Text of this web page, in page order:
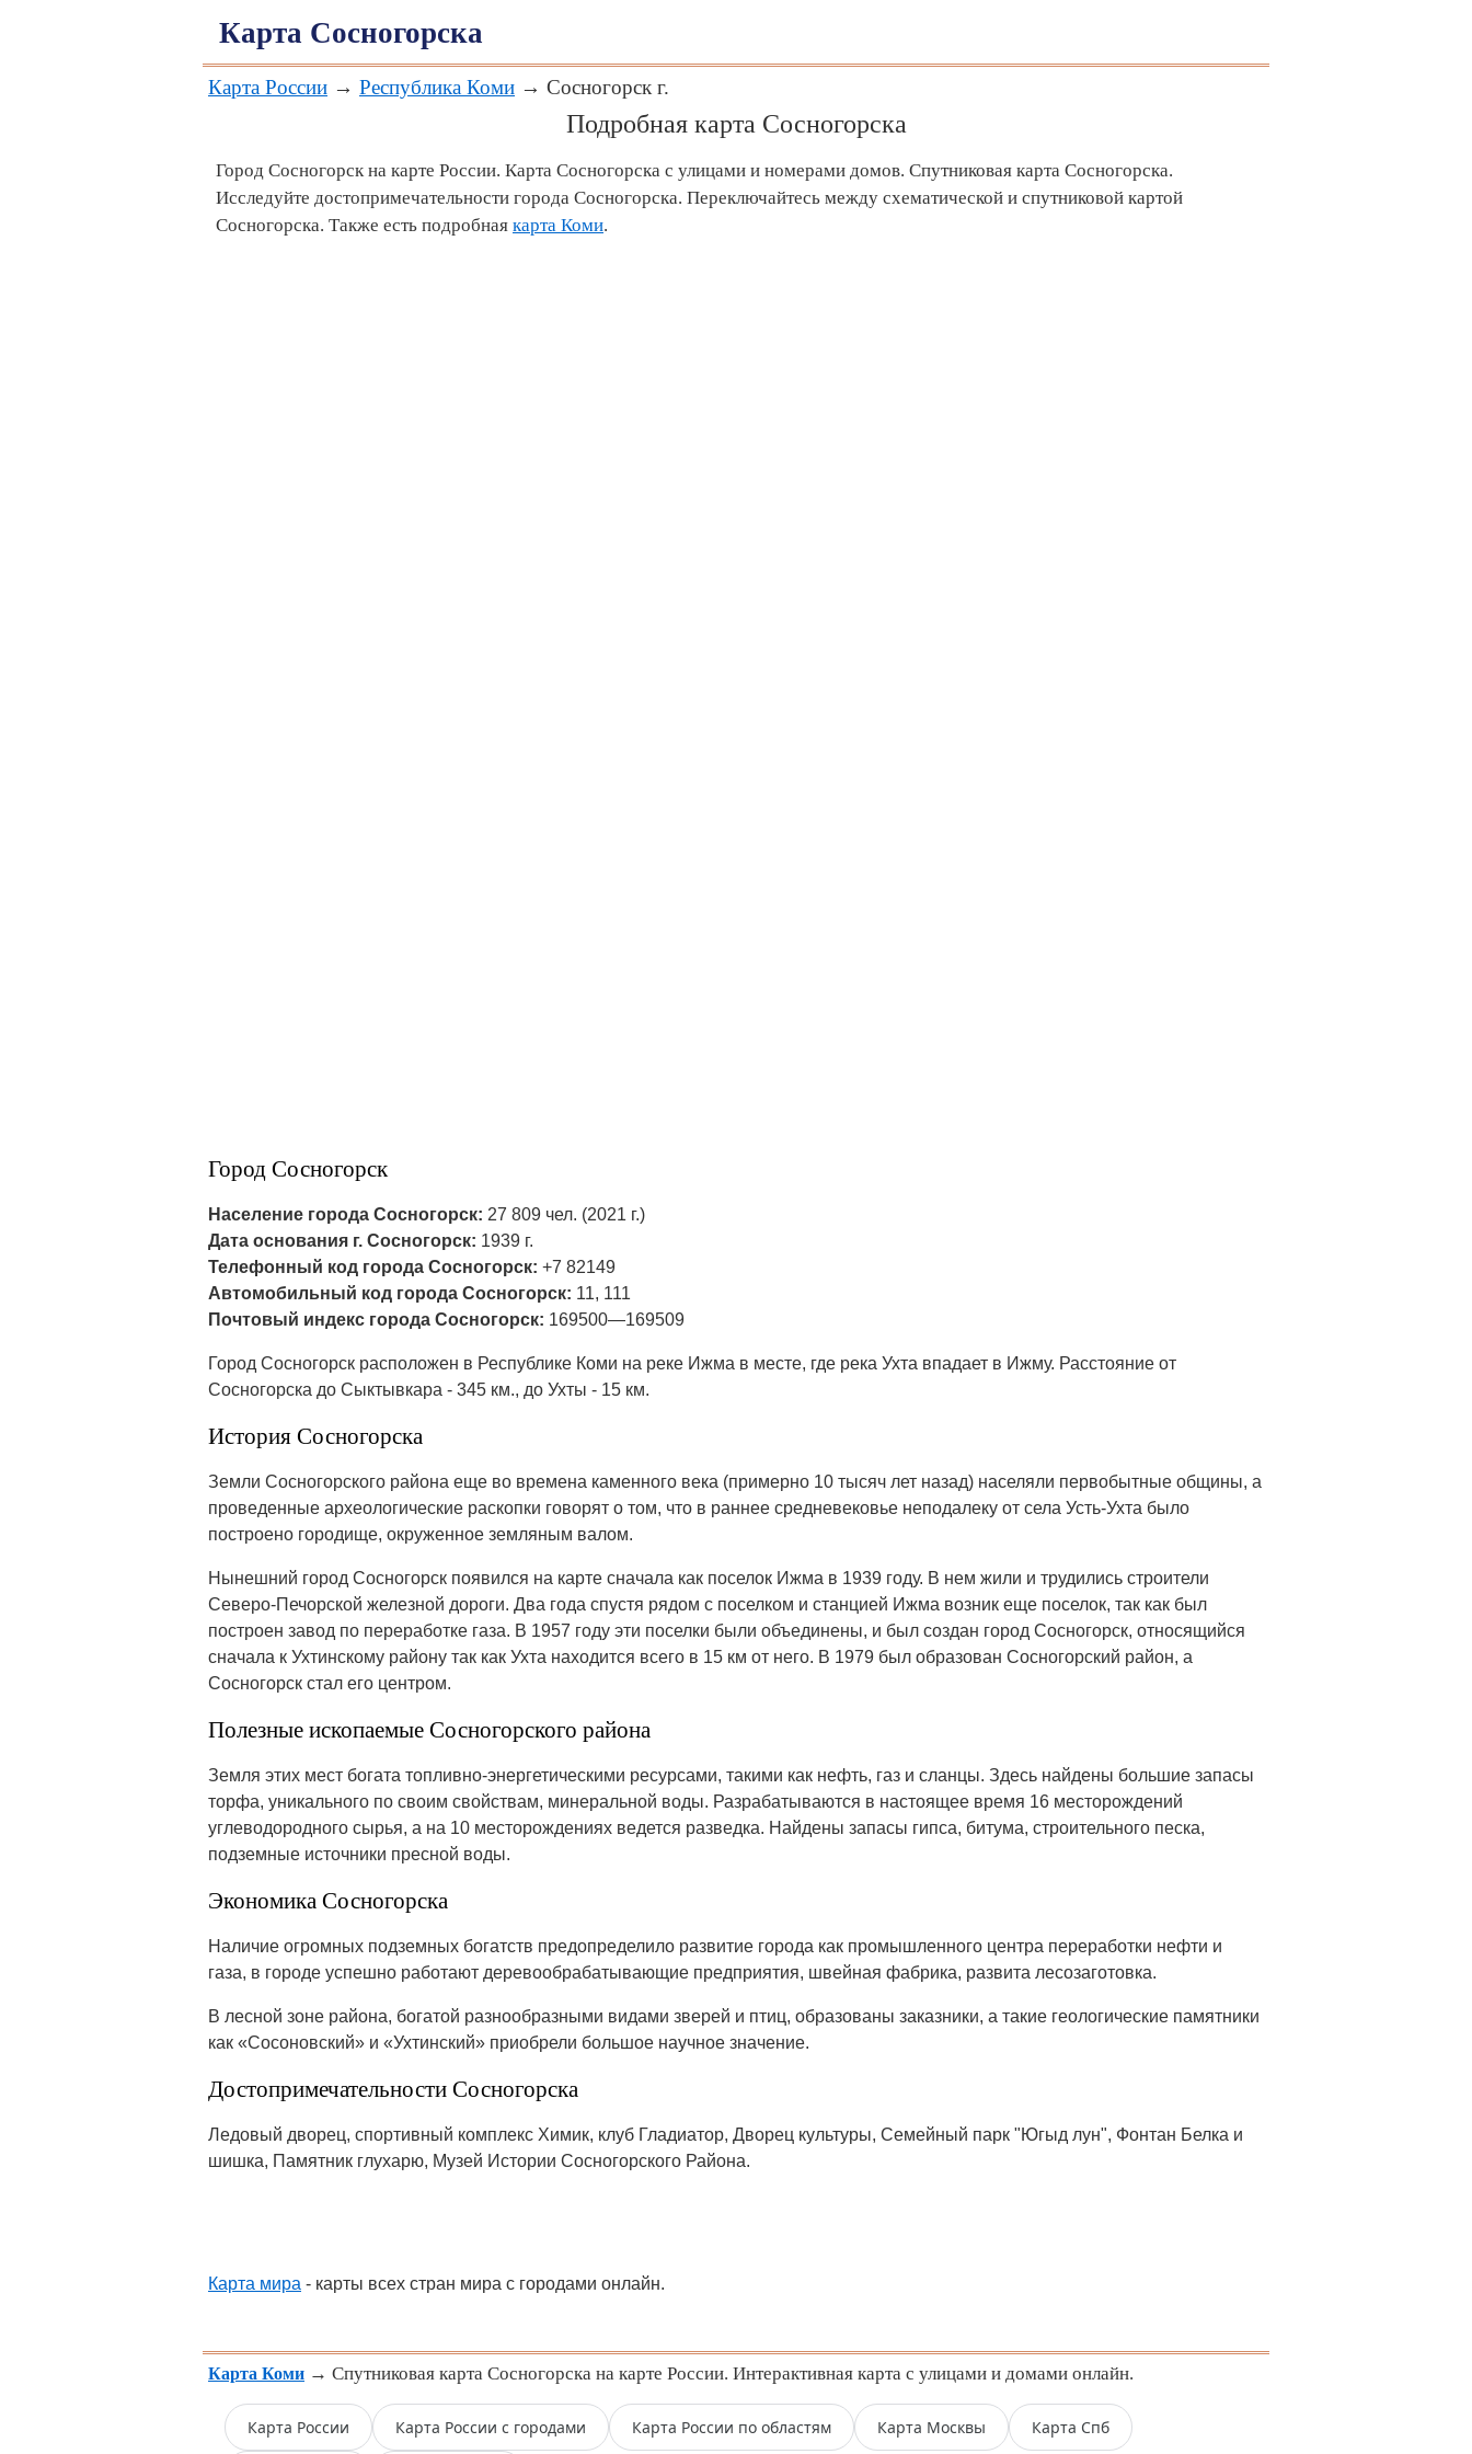
Карта Сосногорска
Карта России → Республика Коми → Сосногорск г.
Подробная карта Сосногорска
Город Сосногорск на карте России. Карта Сосногорска с улицами и номерами домов. Спутниковая карта Сосногорска.
Исследуйте достопримечательности города Сосногорска. Переключайтесь между схематической и спутниковой картой
Сосногорска. Также есть подробная карта Коми.
Город Сосногорск
Население города Сосногорск: 27 809 чел. (2021 г.)
Дата основания г. Сосногорск: 1939 г.
Телефонный код города Сосногорск: +7 82149
Автомобильный код города Сосногорск: 11, 111
Почтовый индекс города Сосногорск: 169500—169509
Город Сосногорск расположен в Республике Коми на реке Ижма в месте, где река Ухта впадает в Ижму. Расстояние от
Сосногорска до Сыктывкара - 345 км., до Ухты - 15 км.
История Сосногорска
Земли Сосногорского района еще во времена каменного века (примерно 10 тысяч лет назад) населяли первобытные общины, а
проведенные археологические раскопки говорят о том, что в раннее средневековье неподалеку от села Усть-Ухта было
построено городище, окруженное земляным валом.
Нынешний город Сосногорск появился на карте сначала как поселок Ижма в 1939 году. В нем жили и трудились строители
Северо-Печорской железной дороги. Два года спустя рядом с поселком и станцией Ижма возник еще поселок, так как был
построен завод по переработке газа. В 1957 году эти поселки были объединены, и был создан город Сосногорск, относящийся
сначала к Ухтинскому району так как Ухта находится всего в 15 км от него. В 1979 был образован Сосногорский район, а
Сосногорск стал его центром.
Полезные ископаемые Сосногорского района
Земля этих мест богата топливно-энергетическими ресурсами, такими как нефть, газ и сланцы. Здесь найдены большие запасы
торфа, уникального по своим свойствам, минеральной воды. Разрабатываются в настоящее время 16 месторождений
углеводородного сырья, а на 10 месторождениях ведется разведка. Найдены запасы гипса, битума, строительного песка,
подземные источники пресной воды.
Экономика Сосногорска
Наличие огромных подземных богатств предопределило развитие города как промышленного центра переработки нефти и
газа, в городе успешно работают деревообрабатывающие предприятия, швейная фабрика, развита лесозаготовка.
В лесной зоне района, богатой разнообразными видами зверей и птиц, образованы заказники, а такие геологические памятники
как «Сосоновский» и «Ухтинский» приобрели большое научное значение.
Достопримечательности Сосногорска
Ледовый дворец, спортивный комплекс Химик, клуб Гладиатор, Дворец культуры, Семейный парк "Югыд лун", Фонтан Белка и
шишка, Памятник глухарю, Музей Истории Сосногорского Района.
Карта мира - карты всех стран мира с городами онлайн.
Карта Коми → Спутниковая карта Сосногорска на карте России. Интерактивная карта с улицами и домами онлайн.
Карта России Карта России с городами Карта России по областям Карта Москвы Карта Спб